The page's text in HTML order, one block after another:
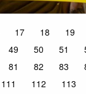
17 18 19
49 50 51
81 82 83
111 112 113